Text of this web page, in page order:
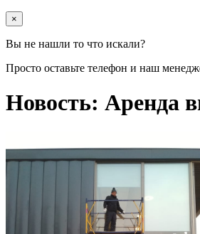
×
Вы не нашли то что искали?
Просто оставьте телефон и наш
Новость: Аренда